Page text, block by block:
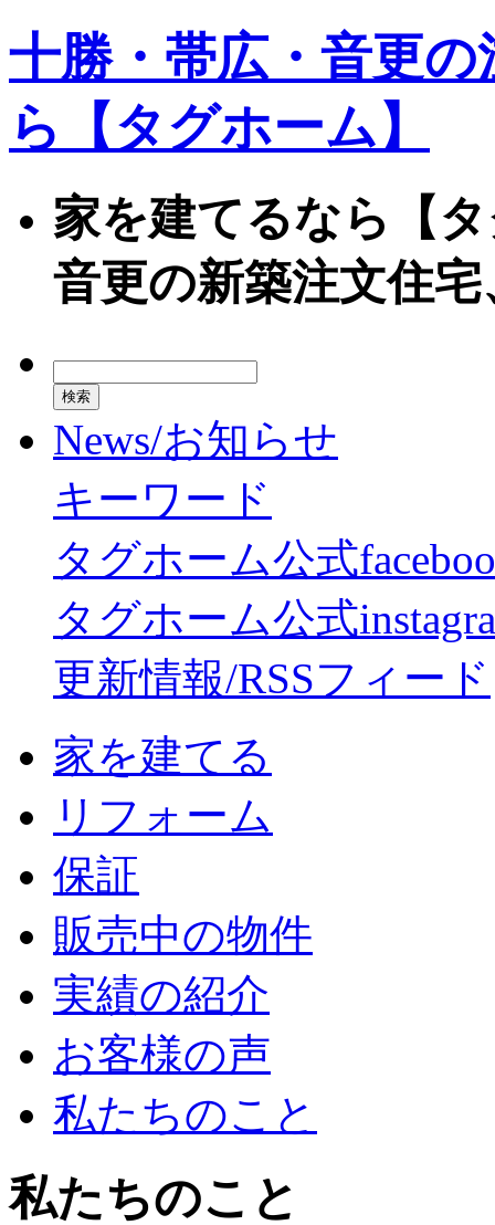
十勝・帯広・音更
ら【タグホーム】
家を建てるなら【
音更の新築注文住
News/お知らせ
キーワード
タグホーム公式
タグホーム公式
更新情報/RSSフィード
家を建てる
リフォーム
保証
販売中の物件
実績の紹介
お客様の声
私たちのこと
私たちのこと